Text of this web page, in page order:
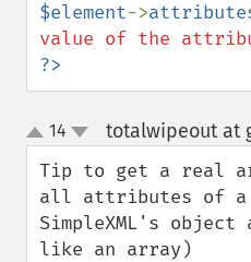
$element->
value of the
?>
up
down
14 totalwipeout at
Tip to get a real
all attributes of a
SimpleXML's object
like an array)